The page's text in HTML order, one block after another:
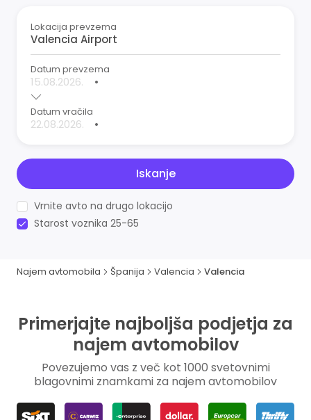
Lokacija prevzema
Datum prevzema
•
Datum vračila
•
Iskanje
Vrnite avto na drugo lokacijo
Starost voznika 25-65
Najem avtomobila Španija Valencia Valencia
Primerjajte najboljša podjetja za
najem avtomobilov
Povezujemo vas z več kot 1000 svetovnimi
blagovnimi znamkami za najem avtomobilov